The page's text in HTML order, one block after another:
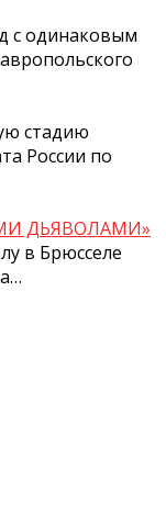
с одинаковым
стадию
России по
ДЬЯВОЛАМИ»
в Брюсселе